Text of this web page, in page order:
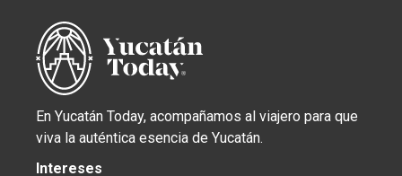
En Yucatán Today, acompañamos al viajero para que
viva la auténtica esencia de Yucatán.
Intereses